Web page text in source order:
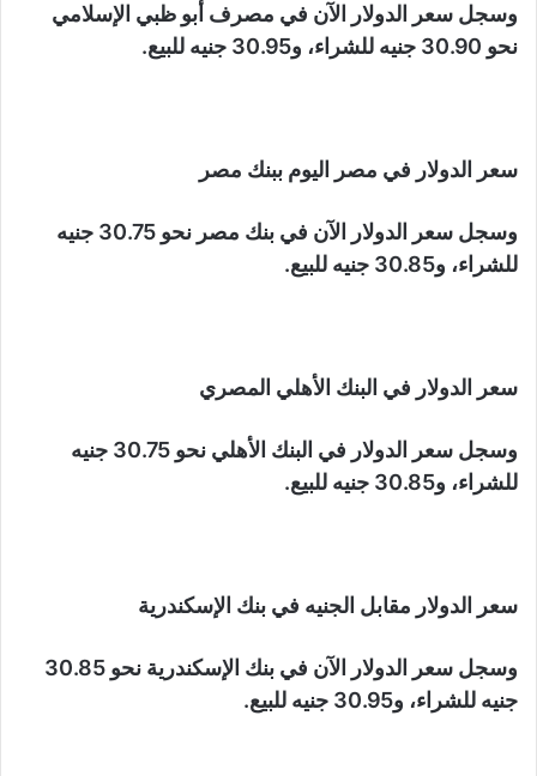
وسجل سعر الدولار الآن في مصرف أبو ظبي الإسلامي
نحو 30.90 جنيه للشراء، و30.95 جنيه للبيع.
سعر الدولار في مصر اليوم ببنك مصر
وسجل سعر الدولار الآن في بنك مصر نحو 30.75 جنيه
للشراء، و30.85 جنيه للبيع.
سعر الدولار في البنك الأهلي المصري
وسجل سعر الدولار في البنك الأهلي نحو 30.75 جنيه
للشراء، و30.85 جنيه للبيع.
سعر الدولار مقابل الجنيه في بنك الإسكندرية
وسجل سعر الدولار الآن في بنك الإسكندرية نحو 30.85
جنيه للشراء، و30.95 جنيه للبيع.